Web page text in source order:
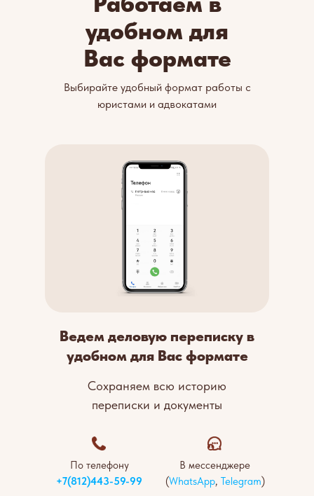
удобном для
Вас формате
Выбирайте удобный формат работы с
юристами и адвокатами
Ведем деловую переписку в
удобном для Вас формате
Сохраняем всю историю
переписки и документы
По телефону
+7(812)443-59-99
В мессенджере
(WhatsApp, Telegram)